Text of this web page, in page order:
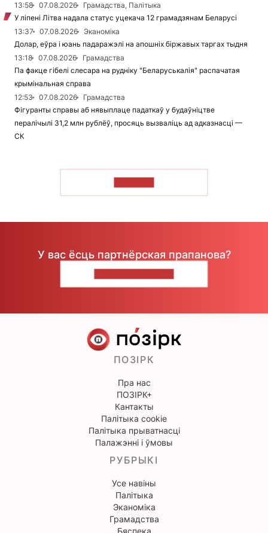
13:58
07.08.2026
Грамадства, Палітыка
У ліпені Літва надала статус уцекача 12 грамадзянам Беларусі
13:37
07.08.2026
Эканоміка
Долар, еўра і юань падаражэлі на апошніх біржавых таргах тыдня
13:18
07.08.2026
Грамадства
Па факце гібелі слесара на рудніку "Беларуськалія" распачатая
крымінальная справа
12:53
07.08.2026
Грамадства
Фігуранты справы аб нявыплаце падаткаў у будаўніцтве
пералічылі 31,2 млн рублёў, просяць вызваліць ад адказнасці —
СК
У вас ёсць партнёрская прапанова?
ПОЗІРК
Пра нас
ПОЗІРК+
Кантакты
Палітыка cookie
Палітыка прыватнасці
Палажэнні і ўмовы
РУБРЫКІ
Усе навіны
Палітыка
Эканоміка
Грамадства
Бяспека